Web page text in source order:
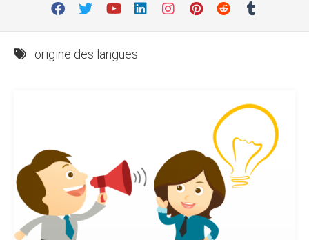
origine des langues